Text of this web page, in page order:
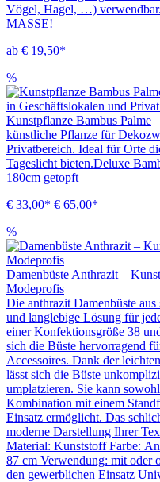
Vögel, Hagel, …)
MASSE!
ab € 19,50*
%
Kunstpflanze Bambus Palme
künstliche Pflanze für
Privatbereich. Ideal für Orte
Tageslicht bieten.Deluxe
180cm getopft
€ 33,00* € 65,00*
%
Damenbüste Anthrazit –
Modeprofis
Die anthrazit Damenbüste
und langlebige Lösung für
einer Konfektionsgröße 38
sich die Büste hervorragend
Accessoires. Dank der
lässt sich die Büste
umplatzieren. Sie kann
Kombination mit einem
Einsatz ermöglicht. Das
moderne Darstellung Ihrer
Material: Kunststoff Farbe:
87 cm Verwendung: mit oder
den gewerblichen Einsatz